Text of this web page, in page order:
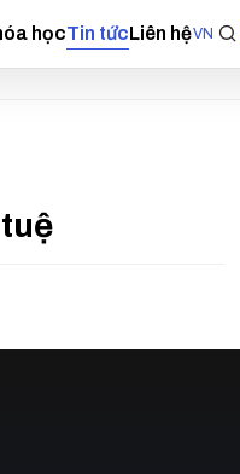
họcTin tứcLiên hệVN